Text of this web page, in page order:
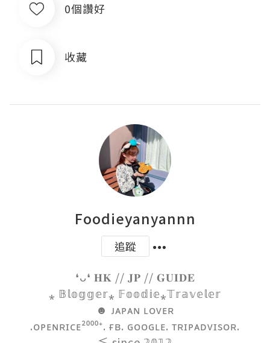
0個讚好
收藏
Foodieyanyannn
追蹤
❛ᴗ❛ 𝐇𝐊 // 𝐉𝐏 // 𝐆𝐔𝐈𝐃𝐄
⁎ 𝔹𝕝𝕠𝕘𝕘𝕖𝕣⁎ 𝔽𝕠𝕠𝕕𝕚𝕖⁎𝕋𝕣𝕒𝕧𝕖𝕝𝕖𝕣
☻ ᴊᴀᴘᴀɴ ʟᴏᴠᴇʀ
.ᴏᴘᴇɴʀɪᴄᴇ²⁰⁰⁰⁺. ғʙ. ɢᴏᴏɢʟᴇ. ᴛʀɪᴘᴀᴅᴠɪsᴏʀ.